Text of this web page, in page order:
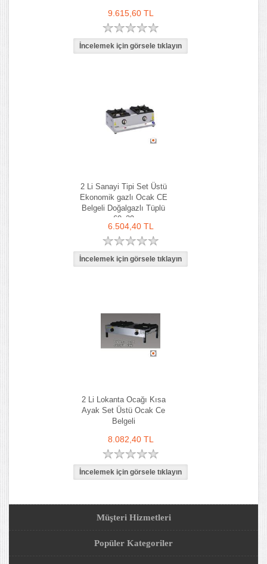
9.615,60 TL
2 Li Sanayi Tipi Set Üstü
Ekonomik gazlı Ocak CE
Belgeli Doğalgazlı Tüplü
60x29
6.504,40 TL
2 Li Lokanta Ocağı Kısa
Ayak Set Üstü Ocak Ce
Belgeli
8.082,40 TL
Müşteri Hizmetleri
Popüler Kategoriler